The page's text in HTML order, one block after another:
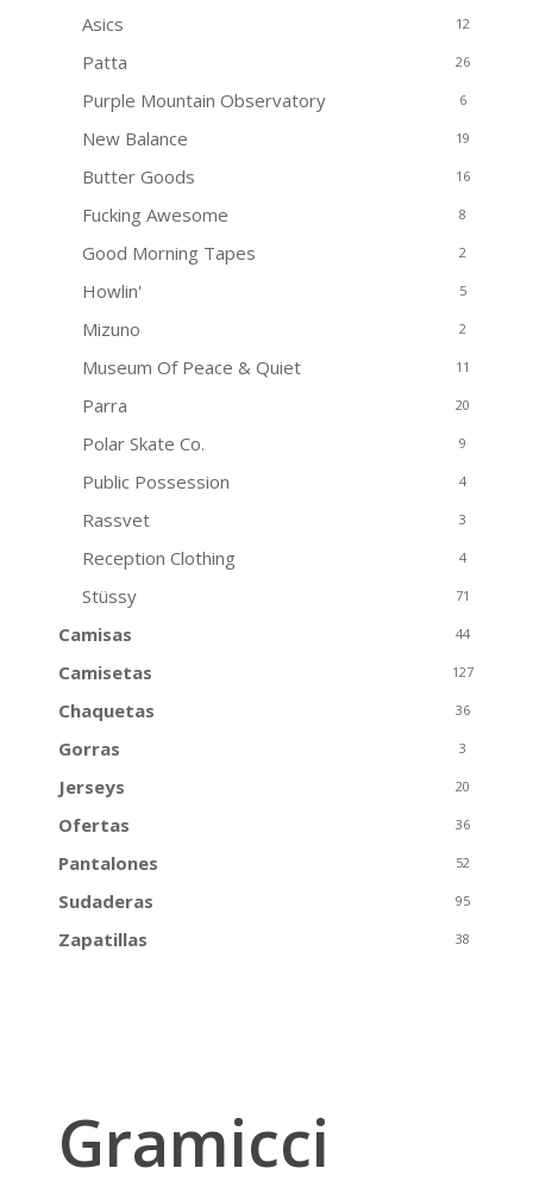
Asics 12
Patta 26
Purple Mountain Observatory 6
New Balance 19
Butter Goods 16
Fucking Awesome 8
Good Morning Tapes 2
Howlin' 5
Mizuno 2
Museum Of Peace & Quiet 11
Parra 20
Polar Skate Co. 9
Public Possession 4
Rassvet 3
Reception Clothing 4
Stüssy 71
Camisas 44
Camisetas 127
Chaquetas 36
Gorras 3
Jerseys 20
Ofertas 36
Pantalones 52
Sudaderas 95
Zapatillas 38
Gramicci